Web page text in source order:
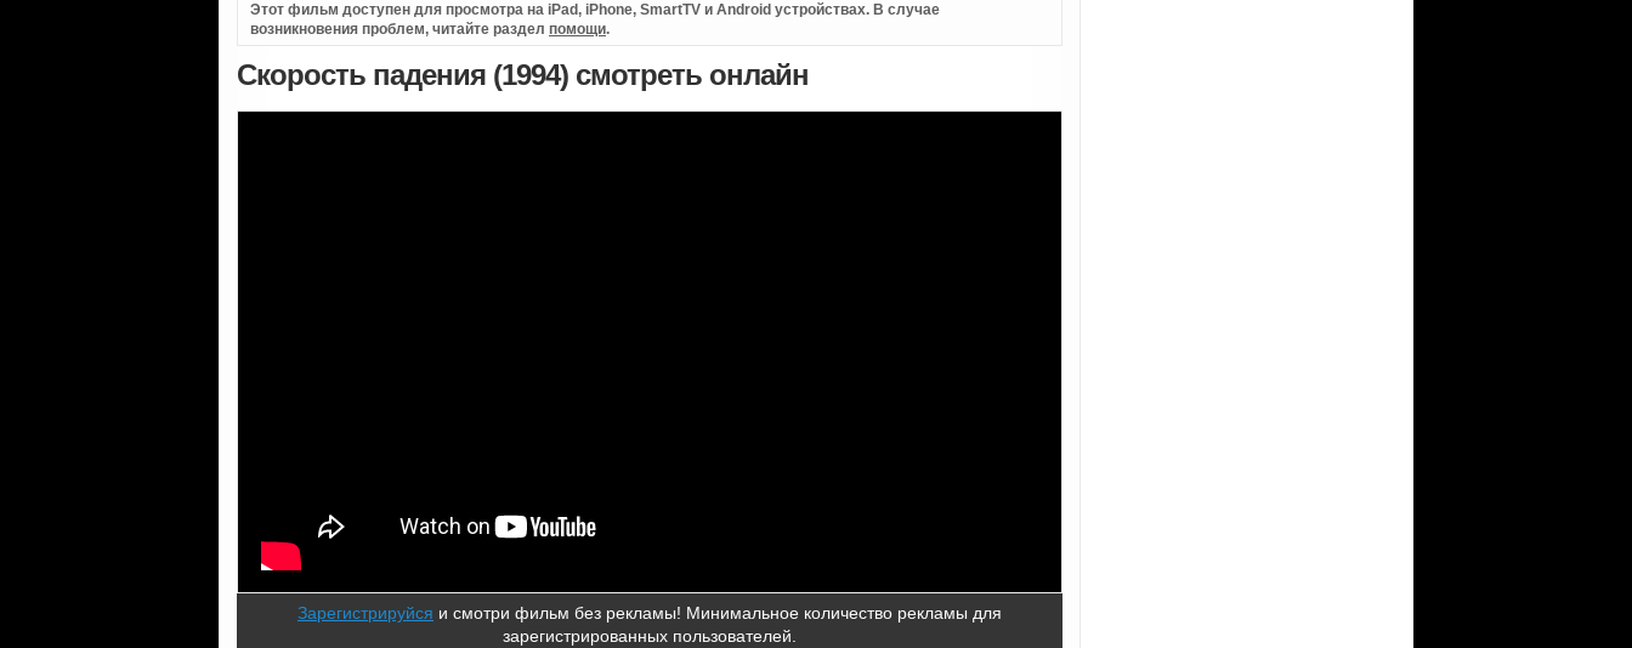
Этот фильм доступен для просмотра на iPad, iPhone, SmartTV и Android устройствах. В случае
возникновения проблем, читайте раздел помощи.
Скорость падения (1994) смотреть онлайн
Зарегистрируйся и смотри фильм без рекламы! Минимальное количество рекламы для
зарегистрированных пользователей.